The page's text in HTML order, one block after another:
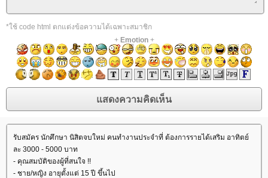
*ใช้ code html ตกแต่งข้อความได้เฉพาะสมาชิก
+ Emotion+
รับสมัคร นักศึกษา นิสิตจบใหม่ คนทำงานประจำที่ ต้องการรายได้เสริม อาทิตย์
ละ 3000 - 5000 บาท
- คุณสมบัติของผู้ที่สนใจ !!
- ชาย/หญิง อายุตั้งแต่ 15 ปี ขึ้นไป